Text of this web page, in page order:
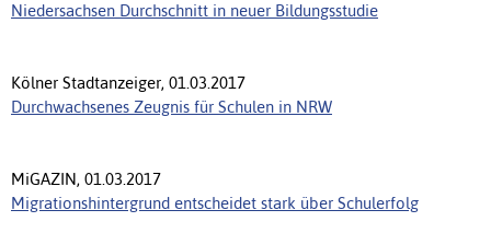
Niedersachsen Durchschnitt in neuer Bildungsstudie
Kölner Stadtanzeiger, 01.03.2017
Durchwachsenes Zeugnis für Schulen in NRW
MiGAZIN, 01.03.2017
Migrationshintergrund entscheidet stark über Schulerfolg